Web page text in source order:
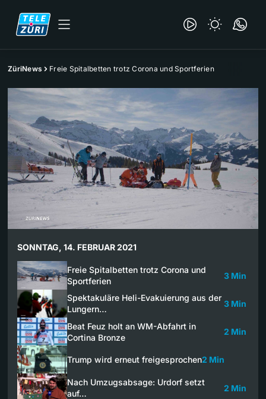
ZüriNews Freie Spitalbetten trotz Corona und Sportferien
SONNTAG, 14. FEBRUAR 2021
Freie Spitalbetten trotz Corona und
Sportferien
3 Min
Spektakuläre Heli-Evakuierung aus der
Lungern…
3 Min
Beat Feuz holt an WM-Abfahrt in
Cortina Bronze
2 Min
Trump wird erneut freigesprochen2 Min
Nach Umzugsabsage: Urdorf setzt
auf…
2 Min